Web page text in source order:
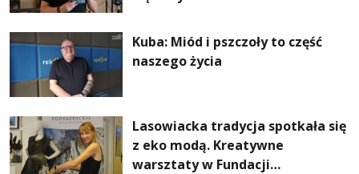
Kuba: Miód i pszczoły to część
naszego życia
Lasowiacka tradycja spotkała się
z eko modą. Kreatywne
warsztaty w Fundacji